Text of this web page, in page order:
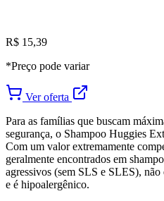
R$ 15,39
*Preço pode variar
Ver oferta
Para as famílias que buscam
segurança, o Shampoo Huggies
Com um valor extremamente
geralmente encontrados em
agressivos (sem SLS e SLES),
e é hipoalergênico.